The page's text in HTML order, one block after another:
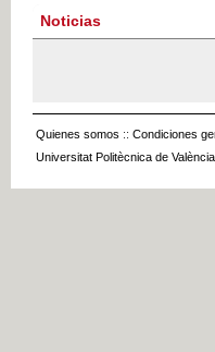
Noticias
Quienes somos :: Condiciones
Universitat Politècnica de